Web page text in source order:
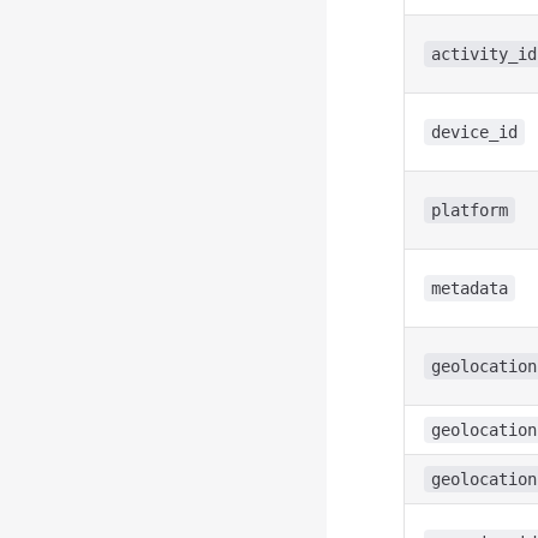
activity_id
device_id
platform
metadata